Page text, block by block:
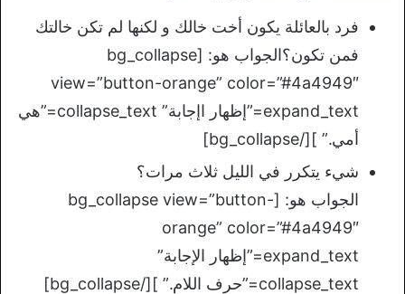
فرد بالعائلة يكون أخت خالك و لكنها لم تكن خالتك
فمن تكون؟الجواب هو: [bg_collapse
view=”button-orange” color=”#4a4949″
expand_text=”إظهار اإجابة” collapse_text=”هي
أمي.” ][/bg_collapse]
شيء يتكرر في الليل ثلاث مرات؟
الجواب هو: [bg_collapse view=”button-
orange” color=”#4a4949″
expand_text=”إظهار الإجابة”
collapse_text=”حرف اللام.” ][/bg_collapse]